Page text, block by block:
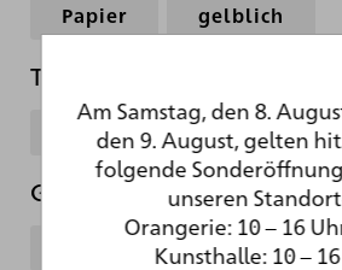
Papier gelblich
Technik
Bleistift
Gattung
Zeichnung
Am Samstag, den 8.
den 9. August, gelten
folgende
unseren
Orangerie: 10 – 16
Kunsthalle: 10 –